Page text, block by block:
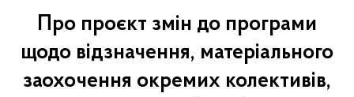
Про проєкт змін до програми
щодо відзначення, матеріального
заохочення окремих колективів,